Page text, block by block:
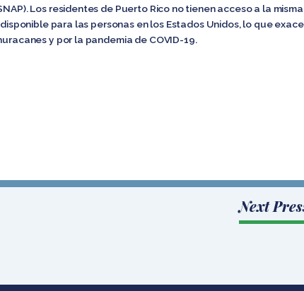
Los residentes de Puerto Rico no tienen acceso a la misma
para las personas en los Estados Unidos, lo que
y por la pandemia de COVID-19.
Next